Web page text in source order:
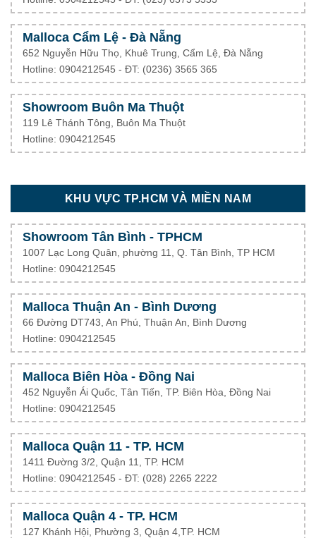
Malloca Cẩm Lệ - Đà Nẵng
652 Nguyễn Hữu Thọ, Khuê Trung, Cẩm Lệ, Đà Nẵng
Hotline: 0904212545 - ĐT: (0236) 3565 365
Showroom Buôn Ma Thuột
119 Lê Thánh Tông, Buôn Ma Thuột
Hotline: 0904212545
KHU VỰC TP.HCM VÀ MIỀN NAM
Showroom Tân Bình - TPHCM
1007 Lạc Long Quân, phường 11, Q. Tân Bình, TP HCM
Hotline: 0904212545
Malloca Thuận An - Bình Dương
66 Đường DT743, An Phú, Thuận An, Bình Dương
Hotline: 0904212545
Malloca Biên Hòa - Đồng Nai
452 Nguyễn Ái Quốc, Tân Tiến, TP. Biên Hòa, Đồng Nai
Hotline: 0904212545
Malloca Quận 11 - TP. HCM
1411 Đường 3/2, Quận 11, TP. HCM
Hotline: 0904212545 - ĐT: (028) 2265 2222
Malloca Quận 4 - TP. HCM
127 Khánh Hội, Phường 3, Quận 4,TP. HCM